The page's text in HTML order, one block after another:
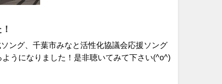
ング、千葉市みなと活性化協議会応援ソング
うになりました！是非聴いてみて下さい(^o^)